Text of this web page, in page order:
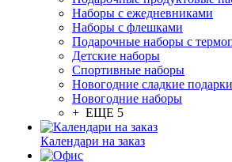
Наборы с ежедневниками
Наборы с флешками
Подарочные наборы с
Детские наборы
Спортивные наборы
Новогодние сладкие подарки
Новогодние наборы
+ ЕЩЕ 5
Календари на заказ